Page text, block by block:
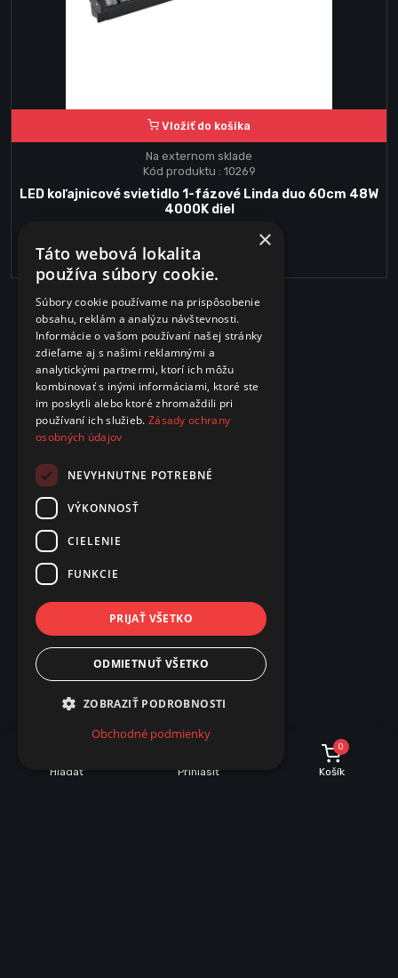
Hľadať Prihlásiť
0
Košík
Vložiť do košika
Na externom sklade
Kód produktu : 10269
LED koľajnicové svietidlo 1-fázové Linda duo 60cm 48W
4000K diel
63.15€ ×
Táto webová lokalita
používa súbory cookie.
Súbory cookie používame na prispôsobenie
obsahu, reklám a analýzu návštevnosti.
Informácie o vašom používaní našej stránky
zdieľame aj s našimi reklamnými a
analytickými partnermi, ktorí ich môžu
kombinovať s inými informáciami, ktoré ste
im poskytli alebo ktoré zhromaždili pri
používaní ich služieb. Zásady ochrany
osobných údajov
NEVYHNUTNE POTREBNÉ
VÝKONNOSŤ
CIELENIE
FUNKCIE
PRIJAŤ VŠETKO
ODMIETNUŤ VŠETKO
ZOBRAZIŤ PODROBNOSTI
Obchodné podmienky